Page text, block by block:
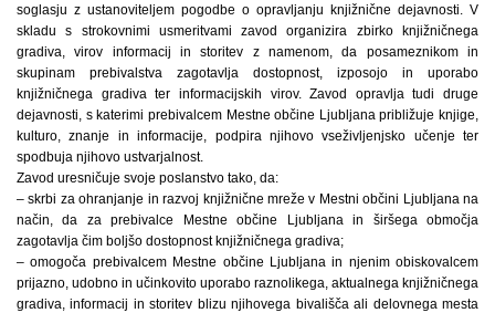
soglasju z ustanoviteljem pogodbe o opravljanju knjižnične dejavnosti. V
skladu s strokovnimi usmeritvami zavod organizira zbirko knjižničnega
gradiva, virov informacij in storitev z namenom, da posameznikom in
skupinam prebivalstva zagotavlja dostopnost, izposojo in uporabo
knjižničnega gradiva ter informacijskih virov. Zavod opravlja tudi druge
dejavnosti, s katerimi prebivalcem Mestne občine Ljubljana približuje knjige,
kulturo, znanje in informacije, podpira njihovo vseživljenjsko učenje ter
spodbuja njihovo ustvarjalnost.
Zavod uresničuje svoje poslanstvo tako, da:
– skrbi za ohranjanje in razvoj knjižnične mreže v Mestni občini Ljubljana na
način, da za prebivalce Mestne občine Ljubljana in širšega območja
zagotavlja čim boljšo dostopnost knjižničnega gradiva;
– omogoča prebivalcem Mestne občine Ljubljana in njenim obiskovalcem
prijazno, udobno in učinkovito uporabo raznolikega, aktualnega knjižničnega
gradiva, informacij in storitev blizu njihovega bivališča ali delovnega mesta